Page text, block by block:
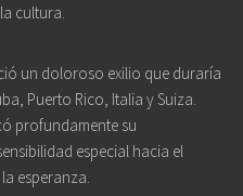
cultura.
un doloroso exilio que duraría
Puerto Rico, Italia y Suiza.
profundamente su
especial hacia el
esperanza.